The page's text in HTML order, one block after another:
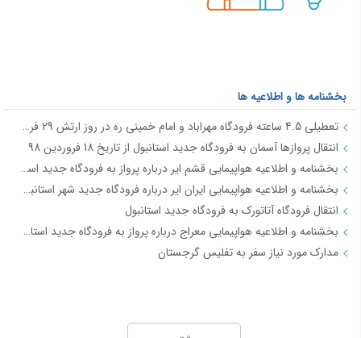
بخشنامه ها و اطلاعیه ها
تعطیلی 4.5 ساعته فرودگاه مهراباد و امام خمینی ره در روز ارتش 29 فروردین
انتقال پروازها آسمان به فرودگاه جدید استانبول از تاریخ 18 فروردین 98
بخشنامه و اطلاعیه هواپیمایی قشم ایر درباره پرواز به فرودگاه جدید استانبول از تاریخ 18فروردین 98
بخشنامه و اطلاعیه هواپیمایی ایران ایر درباره فرودگاه جدید شهر استانبول IR2712
انتقال فرودگاه آتاتورک به فرودگاه جدید استانبول
بخشنامه و اطلاعیه هواپیمایی معراج درباره پرواز به فرودگاه جدید استانبول از تاریخ 18فروردین 98 JI4740-4
مدارک مورد نیاز سفر به تفلیس گرجستان
آفــر چارتری تور هوایی مشهد از تهران